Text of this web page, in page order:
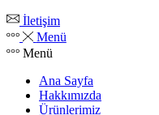
İletişim
Menü
Menü
Ana Sayfa
Hakkımızda
Ürünlerimiz